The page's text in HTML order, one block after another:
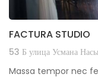
FACTURA STUDIO
53 Б улица Усмана
Massa tempor nec